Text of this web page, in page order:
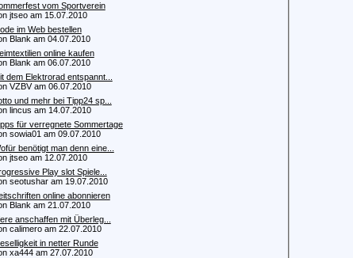
vom Sportverein
jtseo am 15.07.2010
im Web bestellen
Blank am 04.07.2010
online kaufen
Blank am 06.07.2010
dem Elektrorad entspannt...
VZBV am 06.07.2010
und mehr bei Tipp24 sp...
lincus am 14.07.2010
für verregnete Sommertage
sowia01 am 09.07.2010
benötigt man denn eine...
jtseo am 12.07.2010
Play slot Spiele...
seotushar am 19.07.2010
online abonnieren
Blank am 21.07.2010
anschaffen mit Überleg...
calimero am 22.07.2010
in netter Runde
xa444 am 27.07.2010